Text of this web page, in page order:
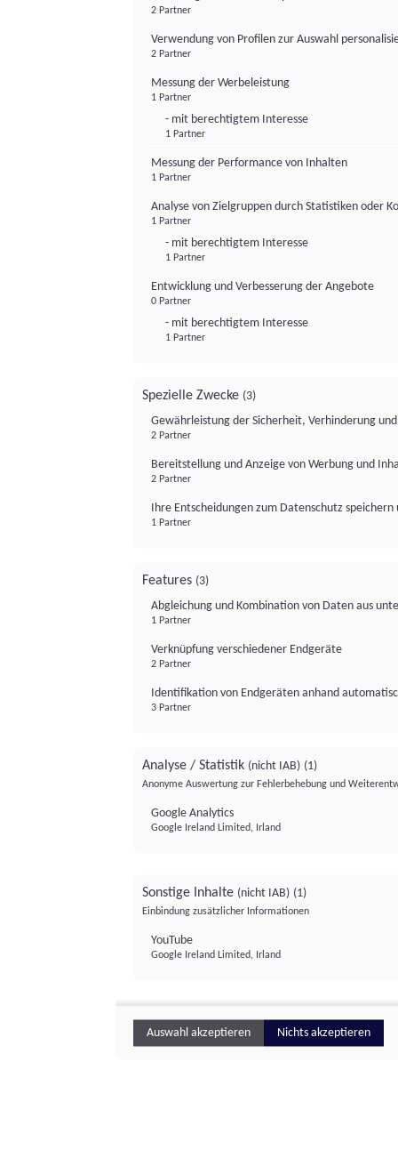
2 Partner
Verwendung von Profilen zur Auswahl
2 Partner
Messung der Werbeleistung
1 Partner
- mit berechtigtem Interesse
1 Partner
Messung der Performance von Inhalten
1 Partner
Analyse von Zielgruppen durch Statistiken oder
1 Partner
- mit berechtigtem Interesse
1 Partner
Entwicklung und Verbesserung der Angebote
0 Partner
- mit berechtigtem Interesse
1 Partner
Spezielle Zwecke (3)
Gewährleistung der Sicherheit, Verhinderung
2 Partner
Bereitstellung und Anzeige von Werbung und
2 Partner
Ihre Entscheidungen zum Datenschutz
1 Partner
Features (3)
Abgleichung und Kombination von Daten aus
1 Partner
Verknüpfung verschiedener Endgeräte
2 Partner
Identifikation von Endgeräten anhand
3 Partner
Analyse / Statistik (nicht IAB) (1)
Anonyme Auswertung zur Fehlerbehebung und
Google Analytics
Google Ireland Limited, Irland
Sonstige Inhalte (nicht IAB) (1)
Einbindung zusätzlicher Informationen
YouTube
Google Ireland Limited, Irland
Auswahl akzeptieren Nichts akzeptieren